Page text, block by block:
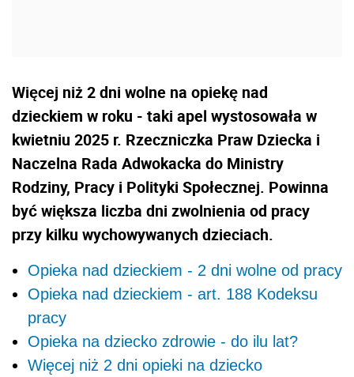
Więcej niż 2 dni wolne na opiekę nad
dzieckiem w roku - taki apel wystosowała w
kwietniu 2025 r. Rzeczniczka Praw Dziecka i
Naczelna Rada Adwokacka do Ministry
Rodziny, Pracy i Polityki Społecznej. Powinna
być większa liczba dni zwolnienia od pracy
przy kilku wychowywanych dzieciach.
Opieka nad dzieckiem - 2 dni wolne od pracy
Opieka nad dzieckiem - art. 188 Kodeksu
pracy
Opieka na dziecko zdrowie - do ilu lat?
Więcej niż 2 dni opieki na dziecko